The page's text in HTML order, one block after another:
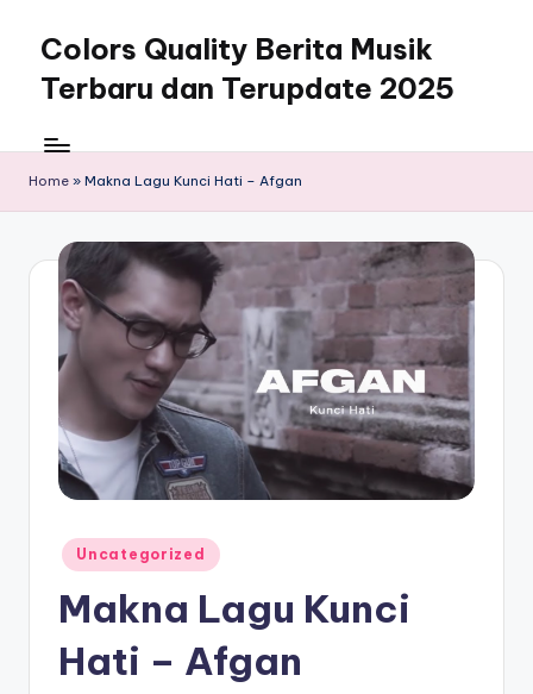
content
Colors Quality Berita Musik
Terbaru dan Terupdate 2025
Home » Makna Lagu Kunci Hati – Afgan
Posted
in
Uncategorized
Makna Lagu Kunci
Hati – Afgan